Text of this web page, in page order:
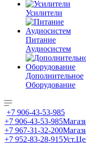
Усилители
Питание
Аудиосистем
Дополнительное
Оборудование
+7 906-43-53-985
+7 906-43-53-985
+7 967-31-32-200
+7 952-83-28-915